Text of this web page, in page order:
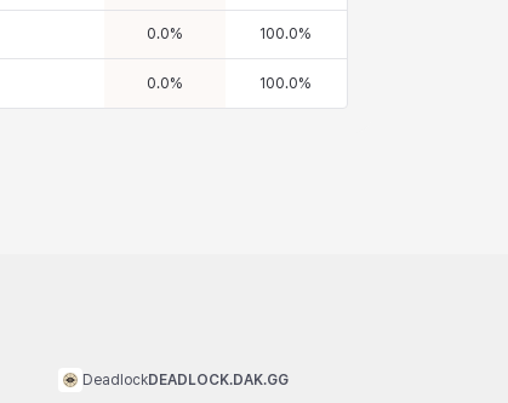
0.0% 100.0%
0.0% 100.0%
DeadlockDEADLOCK.DAK.GG